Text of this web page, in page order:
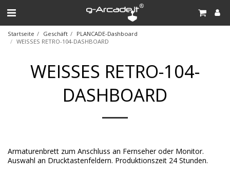
Startseite Geschäft
PLANCADE-Dashboard
WEISSES RETRO-104-DASHBOARD
WEISSES RETRO-104-
DASHBOARD
Armaturenbrett zum Anschluss an Fernseher oder Monitor.
Auswahl an Drucktastenfeldern. Produktionszeit 24 Stunden.